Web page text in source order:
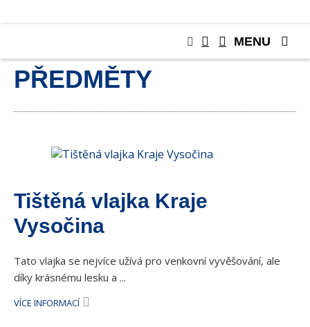
SBĚRATELSKÉ
PŘEDMĚTY
Tištěná vlajka Kraje
Vysočina
Tato vlajka se nejvíce užívá pro venkovní vyvěšování, ale
díky krásnému lesku a ...
VÍCE INFORMACÍ
MENU